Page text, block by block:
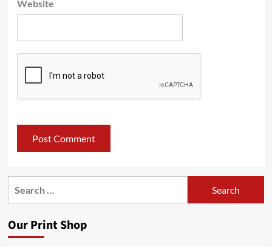
Website
Our Print Shop